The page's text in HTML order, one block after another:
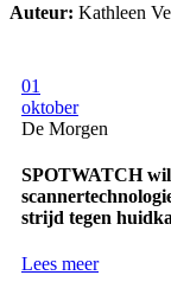
Auteur: Kathleen
01
oktober
De Morgen
SPOTWATCH
strijd tegen
Lees meer